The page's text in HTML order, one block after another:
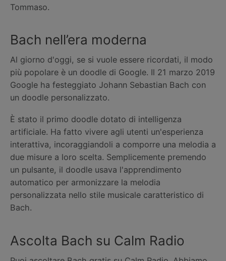
Tommaso.
Bach nell’era moderna
Al giorno d'oggi, se si vuole essere ricordati, il modo
più popolare è un doodle di Google. Il 21 marzo 2019
Google ha festeggiato Johann Sebastian Bach con
un doodle personalizzato.
È stato il primo doodle dotato di intelligenza
artificiale. Ha fatto vivere agli utenti un'esperienza
interattiva, incoraggiandoli a comporre una melodia a
due misure a loro scelta. Semplicemente premendo
un pulsante, il doodle usava l'apprendimento
automatico per armonizzare la melodia
personalizzata nello stile musicale caratteristico di
Bach.
Ascolta Bach su Calm Radio